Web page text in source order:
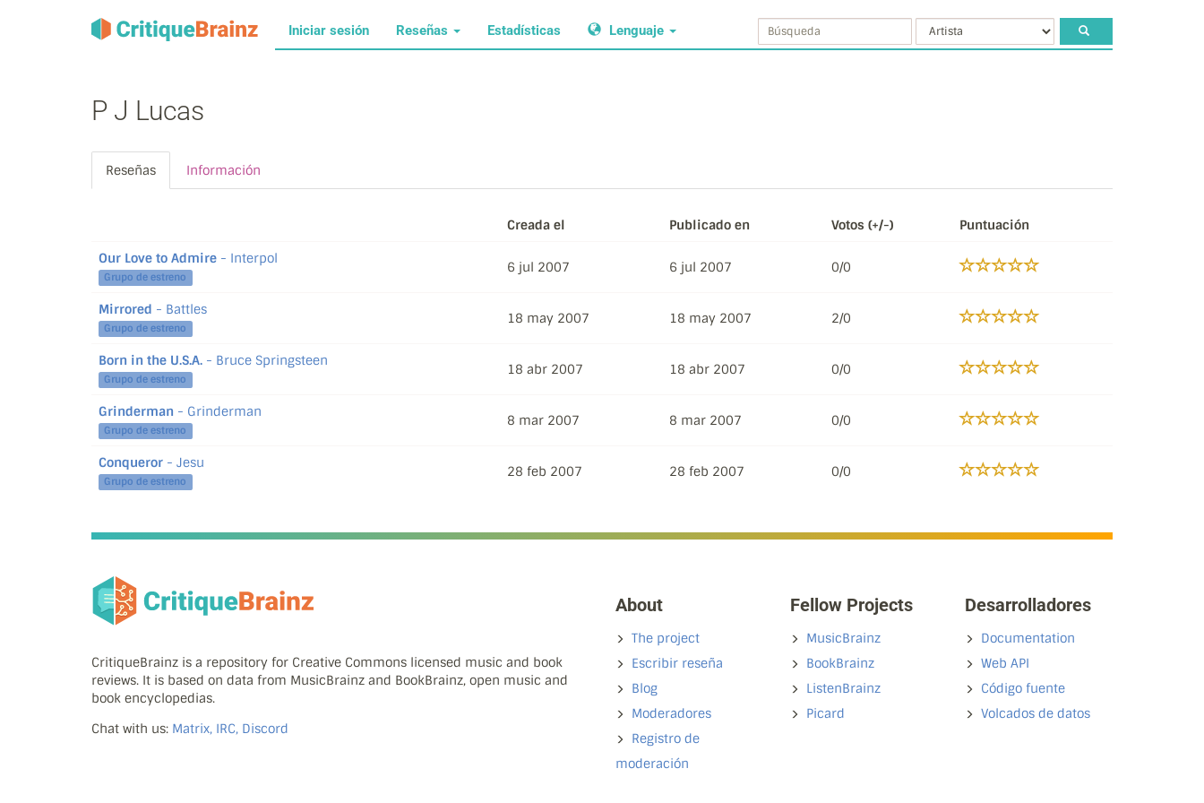
Iniciar sesión Reseñas Estadísticas Lenguaje
P J Lucas
Reseñas Información
Creada el Publicado en Votos (+/-) Puntuación
Our Love to Admire - Interpol
Grupo de estreno
6 jul 2007 6 jul 2007 0/0
Mirrored - Battles
Grupo de estreno
18 may 2007 18 may 2007 2/0
Born in the U.S.A. - Bruce Springsteen
Grupo de estreno
18 abr 2007 18 abr 2007 0/0
Grinderman - Grinderman
Grupo de estreno
8 mar 2007 8 mar 2007 0/0
Conqueror - Jesu
Grupo de estreno
28 feb 2007 28 feb 2007 0/0
CritiqueBrainz is a repository for Creative Commons licensed music and book
reviews. It is based on data from MusicBrainz and BookBrainz, open music and
book encyclopedias.
Chat with us: Matrix, IRC, Discord
About
The project
Escribir reseña
Blog
Moderadores
Registro de
moderación
Fellow Projects
MusicBrainz
BookBrainz
ListenBrainz
Picard
Desarrolladores
Documentation
Web API
Código fuente
Volcados de datos